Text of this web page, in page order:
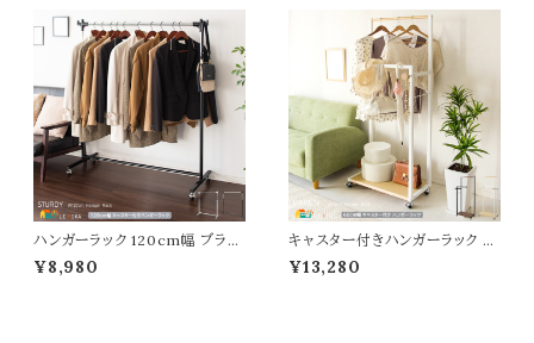
00cm 最大高さ160cm おすす
め おしゃれ 頑丈 キャスター付き
ラック 洋服ハンガー 衣類ハンガ
ーラック キャスター付
00cm 最大高さ160cm おすす
め おしゃれ 頑丈 キャスター付き
ラック 洋服ハンガー 衣類ハンガ
ーラック キャスター付
ハンガーラック 120cm幅 ブラッ
ク ホワイト キャスター付きハンガ
ーラック 高さ調整可能 衣類ラッ
¥8,980
キャスター付きハンガーラック 6
0cm幅 ブラック ホワイト 収納棚
付き サブフック付き オープンフッ
¥13,280